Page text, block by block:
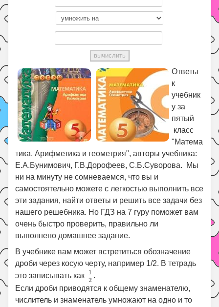
Ответы
к
учебник
у за
пятый
класс
"Матема
тика. Арифметика и геометрия", авторы учебника:
Е.А.Бунимович, Г.В.Дорофеев, С.Б.Суворова. Мы
ни на минуту не сомневаемся, что вы и
самостоятельно можете с легкостью выполнить все
эти задания, найти ответы и решить все задачи без
нашего решебника. Но ГДЗ на 7 гуру поможет вам
очень быстро проверить, правильно ли
выполнено домашнее задание.
В учебнике вам может встретиться обозначение
дроби через косую черту, например 1/2. В тетрадь
это записывать как 1
2
12
.
Если дроби приводятся к общему знаменателю,
числитель и знаменатель умножают на одно и то